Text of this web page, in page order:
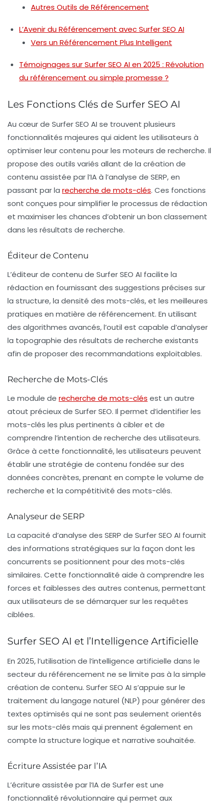
Autres Outils de Référencement
L’Avenir du Référencement avec Surfer SEO AI
Vers un Référencement Plus Intelligent
Témoignages sur Surfer SEO AI en 2025 : Révolution
du référencement ou simple promesse ?
Les Fonctions Clés de Surfer SEO AI
Au cœur de Surfer SEO AI se trouvent plusieurs
fonctionnalités majeures qui aident les utilisateurs à
optimiser leur contenu pour les moteurs de recherche. Il
propose des outils variés allant de la création de
contenu assistée par l’IA à l’analyse de SERP, en
passant par la recherche de mots-clés. Ces fonctions
sont conçues pour simplifier le processus de rédaction
et maximiser les chances d’obtenir un bon classement
dans les résultats de recherche.
Éditeur de Contenu
L’éditeur de contenu de Surfer SEO AI facilite la
rédaction en fournissant des suggestions précises sur
la structure, la densité des mots-clés, et les meilleures
pratiques en matière de référencement. En utilisant
des algorithmes avancés, l’outil est capable d’analyser
la topographie des résultats de recherche existants
afin de proposer des recommandations exploitables.
Recherche de Mots-Clés
Le module de recherche de mots-clés est un autre
atout précieux de Surfer SEO. Il permet d’identifier les
mots-clés les plus pertinents à cibler et de
comprendre l’intention de recherche des utilisateurs.
Grâce à cette fonctionnalité, les utilisateurs peuvent
établir une stratégie de contenu fondée sur des
données concrètes, prenant en compte le volume de
recherche et la compétitivité des mots-clés.
Analyseur de SERP
La capacité d’analyse des SERP de Surfer SEO AI fournit
des informations stratégiques sur la façon dont les
concurrents se positionnent pour des mots-clés
similaires. Cette fonctionnalité aide à comprendre les
forces et faiblesses des autres contenus, permettant
aux utilisateurs de se démarquer sur les requêtes
ciblées.
Surfer SEO AI et l’Intelligence Artificielle
En 2025, l’utilisation de l’intelligence artificielle dans le
secteur du référencement ne se limite pas à la simple
création de contenu. Surfer SEO AI s’appuie sur le
traitement du langage naturel (NLP) pour générer des
textes optimisés qui ne sont pas seulement orientés
sur les mots-clés mais qui prennent également en
compte la structure logique et narrative souhaitée.
Écriture Assistée par l’IA
L’écriture assistée par l’IA de Surfer est une
fonctionnalité révolutionnaire qui permet aux